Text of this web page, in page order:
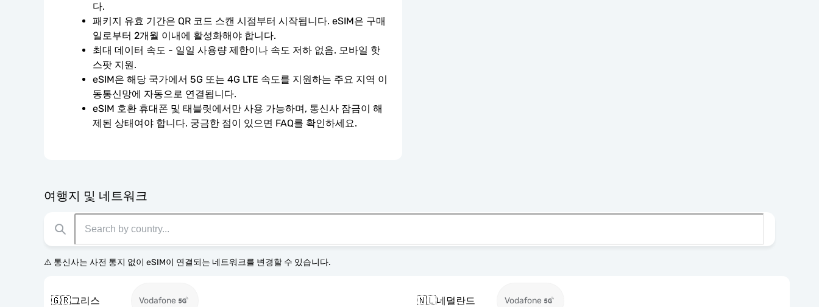
다.
패키지 유효 기간은 QR 코드 스캔 시점부터 시작됩니다. eSIM은 구매
일로부터 2개월 이내에 활성화해야 합니다.
최대 데이터 속도 - 일일 사용량 제한이나 속도 저하 없음. 모바일 핫
스팟 지원.
eSIM은 해당 국가에서 5G 또는 4G LTE 속도를 지원하는 주요 지역 이
동통신망에 자동으로 연결됩니다.
eSIM 호환 휴대폰 및 태블릿에서만 사용 가능하며, 통신사 잠금이 해
제된 상태여야 합니다. 궁금한 점이 있으면 FAQ를 확인하세요.
여행지 및 네트워크
⚠️ 통신사는 사전 통지 없이 eSIM이 연결되는 네트워크를 변경할 수 있습니다.
🇬🇷그리스 Vodafone 🇳🇱네덜란드 Vodafone